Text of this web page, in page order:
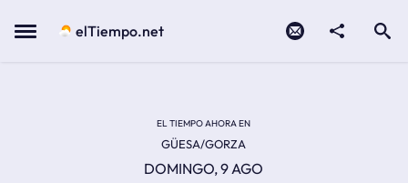
Menu elTiempo.net
EL TIEMPO AHORA EN
GÜESA/GORZA
DOMINGO, 9 AGO